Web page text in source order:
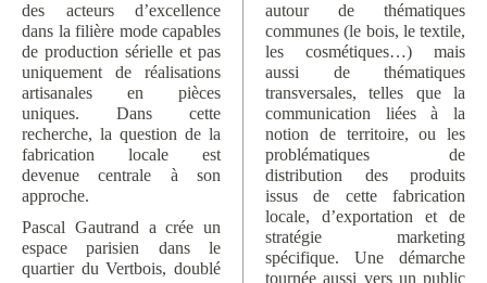
des acteurs d’excellence
dans la filière mode capables
de production sérielle et pas
uniquement de réalisations
artisanales en pièces
uniques. Dans cette
recherche, la question de la
fabrication locale est
devenue centrale à son
approche.
Pascal Gautrand a crée un
espace parisien dans le
quartier du Vertbois, doublé
autour de thématiques
communes (le bois, le textile,
les cosmétiques…) mais
aussi de thématiques
transversales, telles que la
communication liées à la
notion de territoire, ou les
problématiques de
distribution des produits
issus de cette fabrication
locale, d’exportation et de
stratégie marketing
spécifique. Une démarche
tournée aussi vers un public